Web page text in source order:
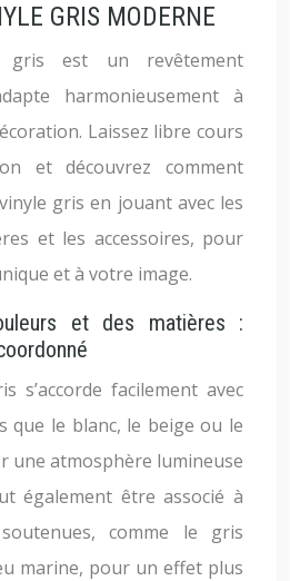
GRIS MODERNE
est un revêtement
harmonieusement à
Laissez libre cours
et découvrez comment
gris en jouant avec les
et les accessoires, pour
et à votre image.
et des matières :
s’accorde facilement avec
que le blanc, le beige ou le
une atmosphère lumineuse
également être associé à
comme le gris
marine, pour un effet plus